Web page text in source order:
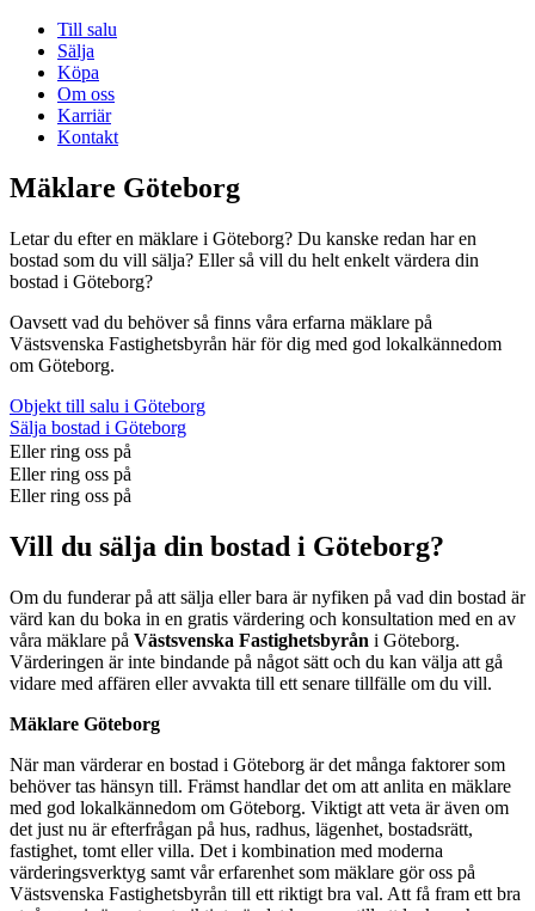
Till salu
Sälja
Köpa
Om oss
Karriär
Kontakt
Mäklare Göteborg
Letar du efter en mäklare i Göteborg? Du kanske redan har en
bostad som du vill sälja? Eller så vill du helt enkelt värdera din
bostad i Göteborg?
Oavsett vad du behöver så finns våra erfarna mäklare på
Västsvenska Fastighetsbyrån här för dig med god lokalkännedom
om Göteborg.
Objekt till salu i Göteborg
Sälja bostad i Göteborg
Eller ring oss på
Eller ring oss på
Eller ring oss på
Vill du sälja din bostad i Göteborg?
Om du funderar på att sälja eller bara är nyfiken på vad din bostad är
värd kan du boka in en gratis värdering och konsultation med en av
våra mäklare på Västsvenska Fastighetsbyrån i Göteborg.
Värderingen är inte bindande på något sätt och du kan välja att gå
vidare med affären eller avvakta till ett senare tillfälle om du vill.
Mäklare Göteborg
När man värderar en bostad i Göteborg är det många faktorer som
behöver tas hänsyn till. Främst handlar det om att anlita en mäklare
med god lokalkännedom om Göteborg. Viktigt att veta är även om
det just nu är efterfrågan på hus, radhus, lägenhet, bostadsrätt,
fastighet, tomt eller villa. Det i kombination med moderna
värderingsverktyg samt vår erfarenhet som mäklare gör oss på
Västsvenska Fastighetsbyrån till ett riktigt bra val. Att få fram ett bra